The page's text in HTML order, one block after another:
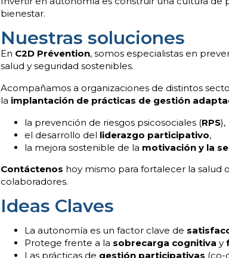
bienestar.
Nuestras soluciones
En C2D Prévention, somos especialistas en
salud y seguridad sostenibles.
Acompañamos a organizaciones de distintos
la implantación de prácticas de gestión
la prevención de riesgos psicosociales (RPS),
el desarrollo del liderazgo participativo,
la mejora sostenible de la motivación y la
Contáctenos hoy mismo para fortalecer la salud
colaboradores.
Ideas Claves
La autonomía es un factor clave de
Protege frente a la sobrecarga cognitiva y
Las prácticas de gestión participativas (co-